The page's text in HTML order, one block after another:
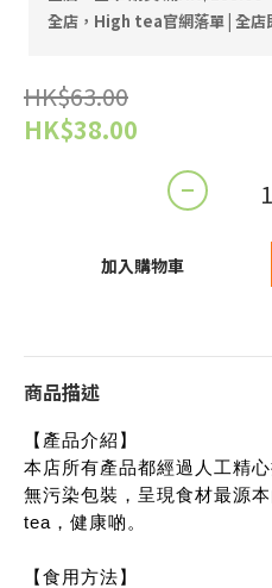
全店，High tea官網落單 | 全店
HK$63.00
HK$38.00
加入購物車
商品描述
【產品介紹】
本店所有產品都經過人工精
無污染包裝，呈現食材最源
tea，健康啲。
【食用方法】